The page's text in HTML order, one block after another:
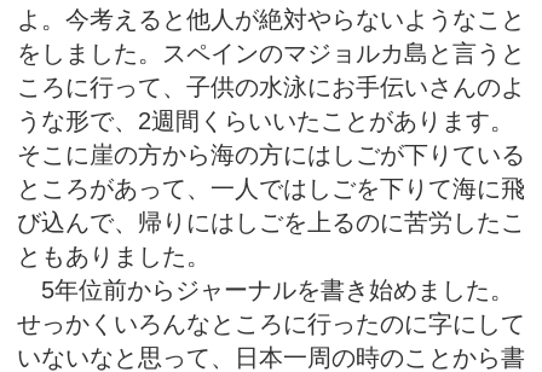
よ。今考えると他人が絶対やらないようなこと
をしました。スペインのマジョルカ島と言うと
ころに行って、子供の水泳にお手伝いさんのよ
うな形で、2週間くらいいたことがあります。
そこに崖の方から海の方にはしごが下りている
ところがあって、一人ではしごを下りて海に飛
び込んで、帰りにはしごを上るのに苦労したこ
ともありました。
5年位前からジャーナルを書き始めました。
せっかくいろんなところに行ったのに字にして
いないなと思って、日本一周の時のことから書